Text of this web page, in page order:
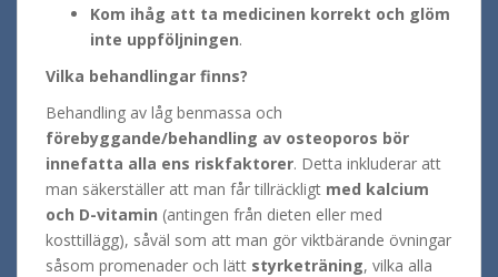
Kom ihåg att ta medicinen korrekt och glöm
inte uppföljningen.
Vilka behandlingar finns?
Behandling av låg benmassa och
förebyggande/behandling av osteoporos bör
innefatta alla ens riskfaktorer. Detta inkluderar att
man säkerställer att man får tillräckligt med kalcium
och D-vitamin (antingen från dieten eller med
kosttillägg), såväl som att man gör viktbärande övningar
såsom promenader och lätt styrketräning, vilka alla